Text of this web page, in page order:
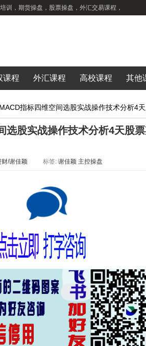
训，期货操盘，股票操盘，外汇交易课程，
课程 外汇课程 高校课程 其他
选股实战操作技术分析4天股
财/谢佳颖 标签: 谢佳颖 主控操盘